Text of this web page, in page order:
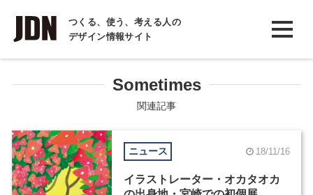
つくる、使う、考える人の
デザイン情報サイト
INTERVIEW
インタビュー
COLUMN
コラム
Sometimes
関連記事
ニュース 18/11/16
イラストレーター・オカタオカ